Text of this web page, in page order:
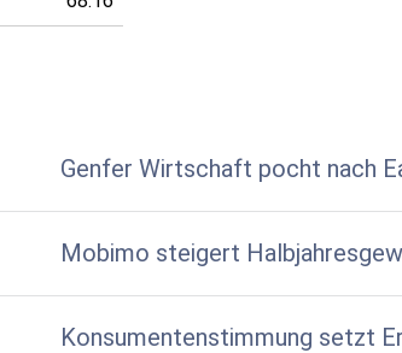
Genfer Wirtschaft pocht nach
Mobimo steigert
Konsumentenstimmung setzt